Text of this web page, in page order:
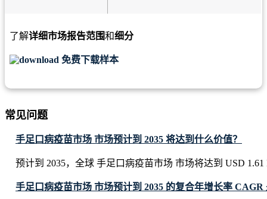
了解详细市场报告范围和细分
免费下载样本
常见问题
手足口病疫苗市场 市场预计到 2035 将达到什么价值？
预计到 2035，全球 手足口病疫苗市场 市场将达到 USD
手足口病疫苗市场 市场预计到 2035 的复合年增长率 CAGR